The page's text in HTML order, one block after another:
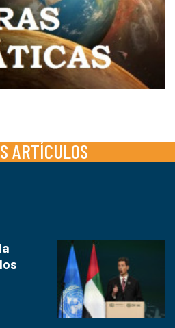
ARTÍCULOS